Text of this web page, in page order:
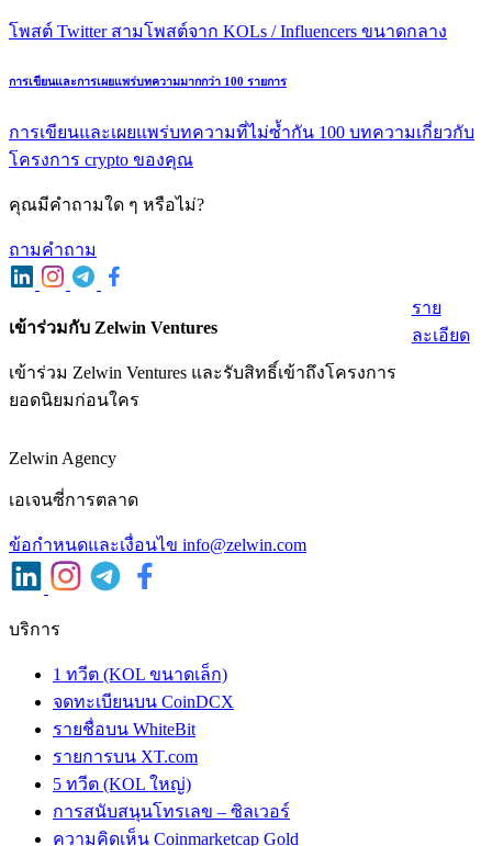
โพสต์ Twitter สามโพสต์จาก KOLs / Influencers ขนาดกลาง
การเขียนและการเผยแพร่บทความมากกว่า 100 รายการ
การเขียนและเผยแพร่บทความที่ไม่ซ้ำกัน 100 บทความเกี่ยวกับ
โครงการ crypto ของคุณ
คุณมีคําถามใด ๆ หรือไม่?
ถามคําถาม
เข้าร่วมกับ Zelwin Ventures
เข้าร่วม Zelwin Ventures และรับสิทธิ์เข้าถึงโครงการ
ยอดนิยมก่อนใคร
ราย
ละเอียด
Zelwin Agency
เอเจนซี่การตลาด
ข้อกําหนดและเงื่อนไข info@zelwin.com
บริการ
1 ทวีต (KOL ขนาดเล็ก)
จดทะเบียนบน CoinDCX
รายชื่อบน WhiteBit
รายการบน XT.com
5 ทวีต (KOL ใหญ่)
การสนับสนุนโทรเลข – ซิลเวอร์
ความคิดเห็น Coinmarketcap Gold